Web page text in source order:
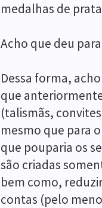
medalhas de
Acho que deu
Dessa forma,
que
(talismãs,
mesmo que para
que pouparia os
são criadas
bem como,
contas (pelo